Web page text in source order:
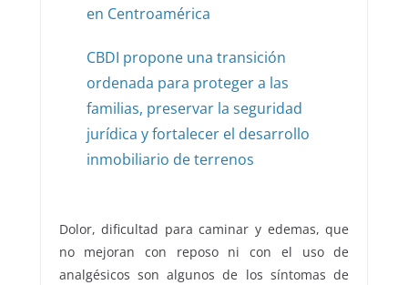
en Centroamérica
CBDI propone una transición
ordenada para proteger a las
familias, preservar la seguridad
jurídica y fortalecer el desarrollo
inmobiliario de terrenos
Dolor, dificultad para caminar y edemas, que
no mejoran con reposo ni con el uso de
analgésicos son algunos de los síntomas de